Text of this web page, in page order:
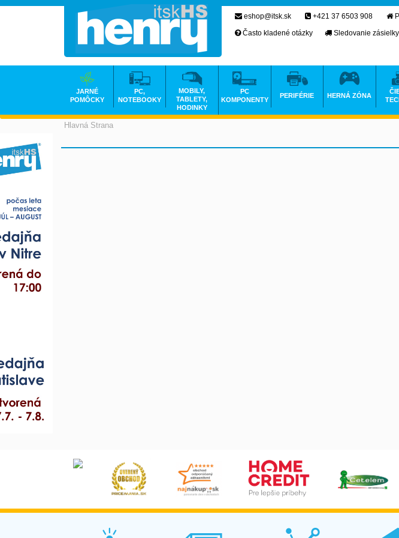
Hlavná Strana
eshop@itsk.sk +421 37 6503 908
Často kladené otázky
Sledovanie zásielky
JARNÉ
POMÔCKY
PC,
NOTEBOOKY
MOBILY,
TABLETY,
HODINKY
PC
KOMPONENTY
PERIFÉRIE HERNÁ ZÓNA